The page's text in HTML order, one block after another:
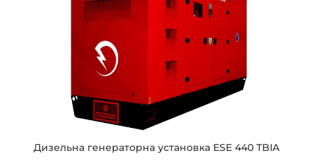
СТАНДАРТНА НАПРУГА
ПОТУЖНІСТЬ (КВА)
Дизельна генераторна установка ESE 440 TBIA